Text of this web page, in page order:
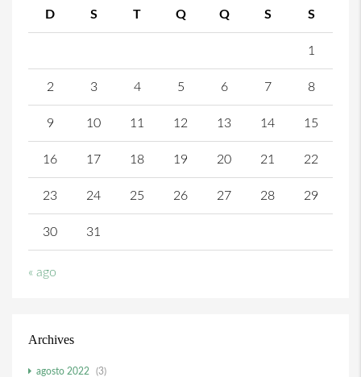
D S T Q Q S S
1
2 3 4 5 6 7 8
9 10 11 12 13 14 15
16 17 18 19 20 21 22
23 24 25 26 27 28 29
30 31
« ago
Archives
agosto 2022
(3)